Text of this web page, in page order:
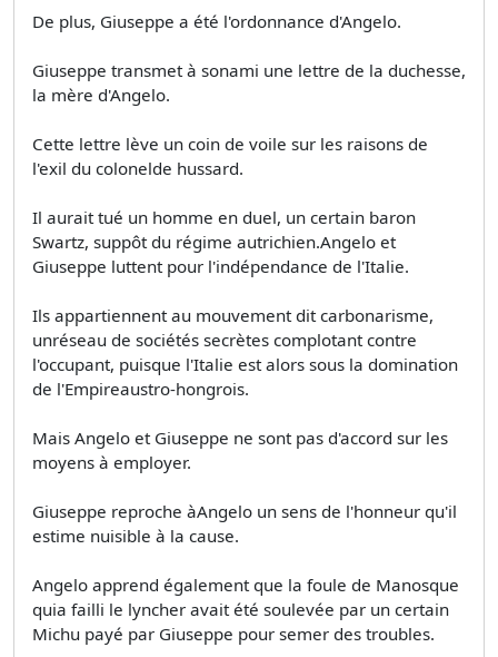
De plus, Giuseppe a été l'ordonnance d'Angelo.
Giuseppe transmet à sonami une lettre de la duchesse,
la mère d'Angelo.
Cette lettre lève un coin de voile sur les raisons de
l'exil du colonelde hussard.
Il aurait tué un homme en duel, un certain baron
Swartz, suppôt du régime autrichien.Angelo et
Giuseppe luttent pour l'indépendance de l'Italie.
Ils appartiennent au mouvement dit carbonarisme,
unréseau de sociétés secrètes complotant contre
l'occupant, puisque l'Italie est alors sous la domination
de l'Empireaustro-hongrois.
Mais Angelo et Giuseppe ne sont pas d'accord sur les
moyens à employer.
Giuseppe reproche àAngelo un sens de l'honneur qu'il
estime nuisible à la cause.
Angelo apprend également que la foule de Manosque
quia failli le lyncher avait été soulevée par un certain
Michu payé par Giuseppe pour semer des troubles.